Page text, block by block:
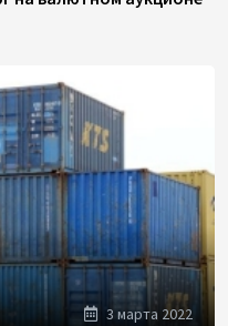
3 марта 2022